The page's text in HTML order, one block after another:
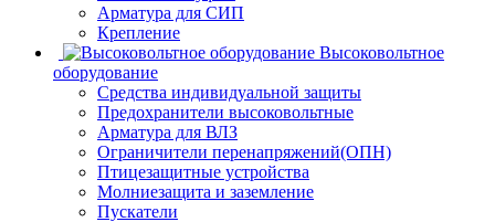
Арматура для СИП
Крепление
Высоковольтное
оборудование
Средства индивидуальной защиты
Предохранители высоковольтные
Арматура для ВЛЗ
Ограничители перенапряжений(ОПН)
Птицезащитные устройства
Молниезащита и заземление
Пускатели